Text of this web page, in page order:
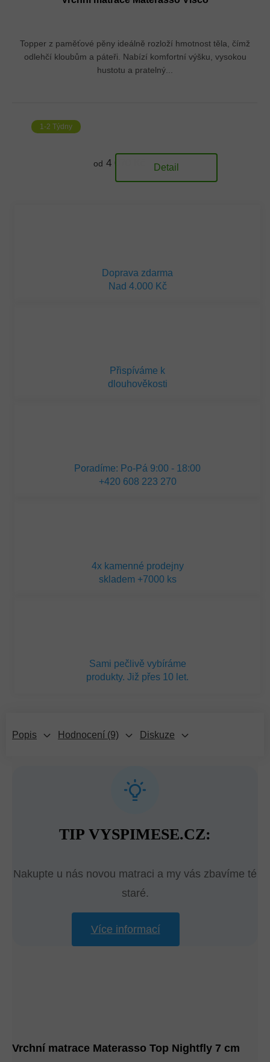
Topper z paměťové pěny ideálně rozloží hmotnost těla, čímž
odlehčí kloubům a páteři. Nabízí komfortní výšku, vysokou
hustotu a pratelný...
1-2 Týdny
od 4 070 Kč Detail
Doprava zdarma
Nad 4.000 Kč
Přispíváme k
dlouhověkosti
Poradíme: Po-Pá 9:00 - 18:00
+420 608 223 270
4x kamenné prodejny
skladem +7000 ks
Sami pečlivě vybíráme
produkty. Již přes 10 let.
Popis Hodnocení (9) Diskuze
TIP VYSPIMESE.CZ:
Nakupte u nás novou matraci a my vás zbavíme té
staré.
Více informací
Vrchní matrace Materasso Top Nightfly 7 cm